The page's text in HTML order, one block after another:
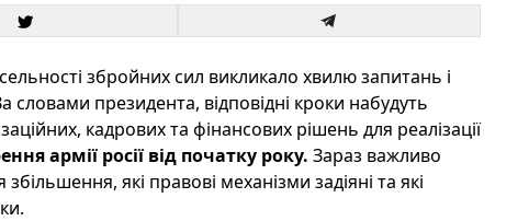
збройних сил викликало хвилю запитань і
словами президента, відповідні кроки набудуть
кадрових та фінансових рішень для реалізації
армії росії від початку року. Зараз важливо
які правові механізми задіяні та які